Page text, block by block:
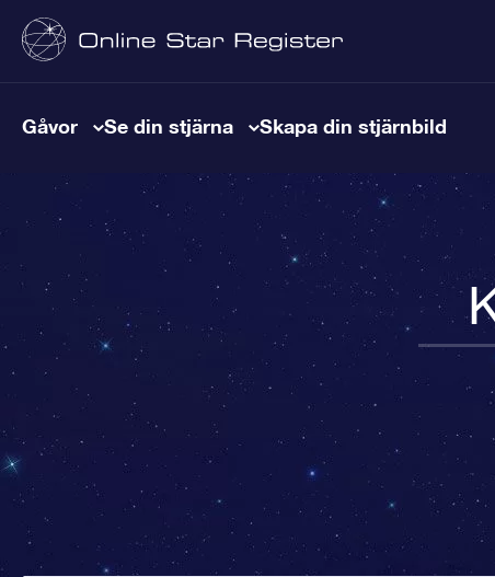
Gåvor Se din stjärna Skapa din stjärnbild